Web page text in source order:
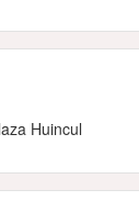
Huincul